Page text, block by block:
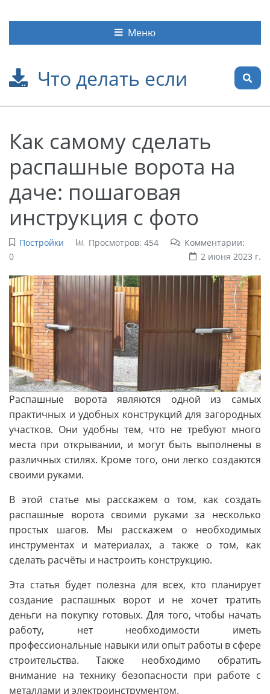
Что делать если
Меню
Как самому сделать
распашные ворота на
даче: пошаговая
инструкция с фото
Постройки Просмотров: 454
Комментарии:
0
2 июня 2023 г.
Распашные ворота являются одной из самых
практичных и удобных конструкций для загородных
участков. Они удобны тем, что не требуют много
места при открывании, и могут быть выполнены в
различных стилях. Кроме того, они легко создаются
своими руками.
В этой статье мы расскажем о том, как создать
распашные ворота своими руками за несколько
простых шагов. Мы расскажем о необходимых
инструментах и материалах, а также о том, как
сделать расчёты и настроить конструкцию.
Эта статья будет полезна для всех, кто планирует
создание распашных ворот и не хочет тратить
деньги на покупку готовых. Для того, чтобы начать
работу, нет необходимости иметь
профессиональные навыки или опыт работы в сфере
строительства. Также необходимо обратить
внимание на технику безопасности при работе с
металлами и электроинструментом.